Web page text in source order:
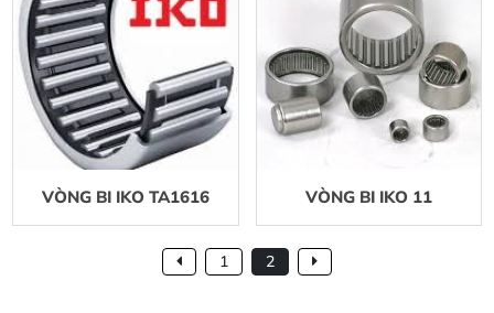
VÒNG BI IKO TA1616 VÒNG BI IKO 11
1 2